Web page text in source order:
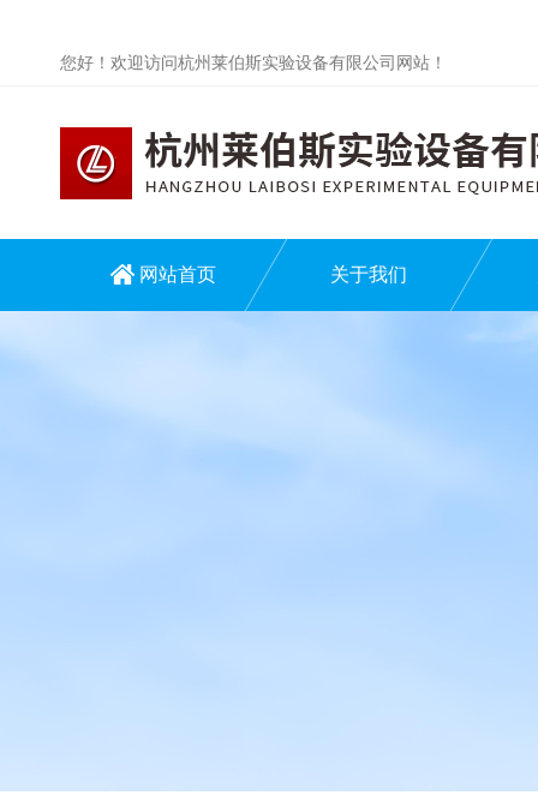
您好！欢迎访问杭州莱伯斯实验设备有限公司网站！
网站首页 关于我们